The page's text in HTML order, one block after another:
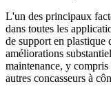
L'un des principaux
dans toutes les
de support en plastique
améliorations
maintenance, y
autres concasseurs à